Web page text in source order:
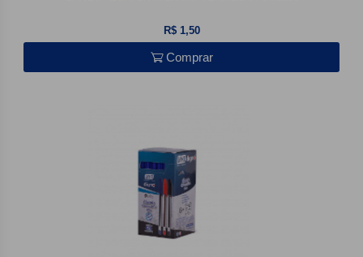
R$ 1,50
Comprar